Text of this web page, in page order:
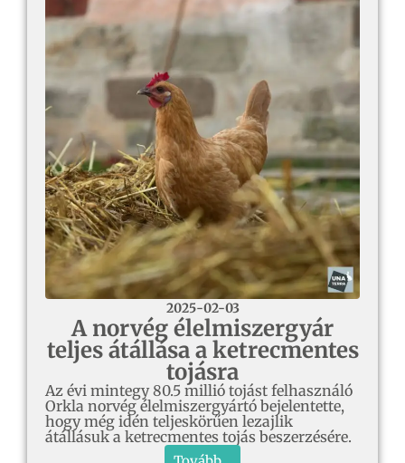
2025-02-03
A norvég élelmiszergyár
teljes átállása a ketrecmentes
tojásra
Az évi mintegy 80.5 millió tojást felhasználó
Orkla norvég élelmiszergyártó bejelentette,
hogy még idén teljeskörűen lezajlik
átállásuk a ketrecmentes tojás beszerzésére.